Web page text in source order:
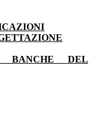
BANCHE DEL